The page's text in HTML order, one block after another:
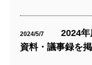
2024/5/7
2024年
資料・議事録を